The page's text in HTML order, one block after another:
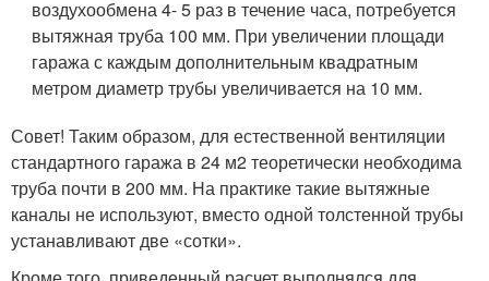
воздухообмена 4- 5 раз в течение часа, потребуется
вытяжная труба 100 мм. При увеличении площади
гаража с каждым дополнительным квадратным
метром диаметр трубы увеличивается на 10 мм.
Совет! Таким образом, для естественной вентиляции
стандартного гаража в 24 м2 теоретически необходима
труба почти в 200 мм. На практике такие вытяжные
каналы не используют, вместо одной толстенной трубы
устанавливают две «сотки».